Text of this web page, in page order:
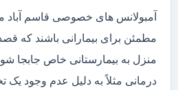
آمبولانس های خصوصی قاسم آباد
مطمئن برای بیمارانی باشند که قصد
منزل به بیمارستانی خاص جابجا
درمانی مثلاً به دلیل عدم وجود